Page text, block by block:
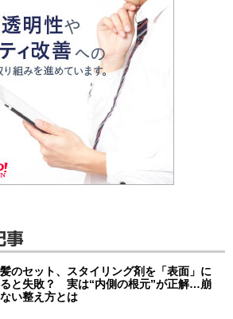
事
のセット、スタイリング剤を「表面」に
と失敗？ 実は“内側の根元”が正解…崩
い整え方とは